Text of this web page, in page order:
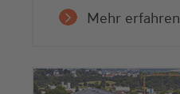
Mehr erfahren